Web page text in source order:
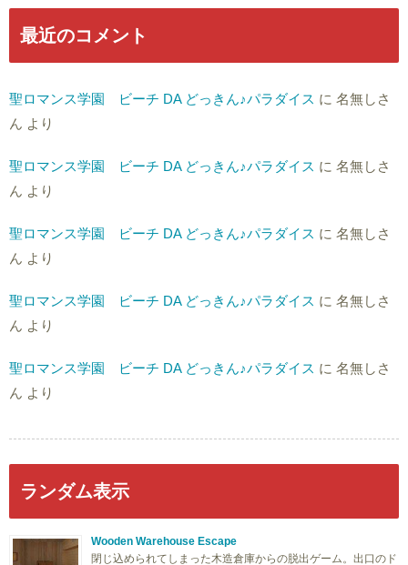
最近のコメント
聖ロマンス学園 ビーチ DA どっきん♪パラダイス に 名無しさ
ん より
聖ロマンス学園 ビーチ DA どっきん♪パラダイス に 名無しさ
ん より
聖ロマンス学園 ビーチ DA どっきん♪パラダイス に 名無しさ
ん より
聖ロマンス学園 ビーチ DA どっきん♪パラダイス に 名無しさ
ん より
聖ロマンス学園 ビーチ DA どっきん♪パラダイス に 名無しさ
ん より
ランダム表示
Wooden Warehouse Escape
閉じ込められてしまった木造倉庫からの脱出ゲーム。出口のド